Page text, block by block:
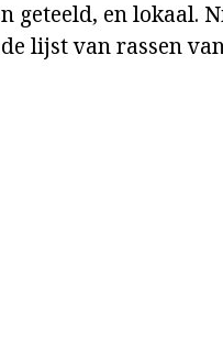
geteeld, en lokaal.
lijst van rassen